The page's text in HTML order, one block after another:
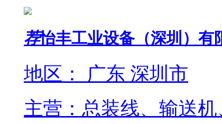
荐怡丰工业设备（深圳）有
地区： 广东 深圳市
主营：总装线、输送